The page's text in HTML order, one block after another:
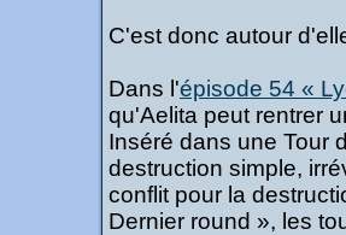
C'est donc autour
Dans l'épisode 54 «
qu'Aelita peut rentrer
Inséré dans une Tour
destruction simple,
conflit pour la
Dernier round », les